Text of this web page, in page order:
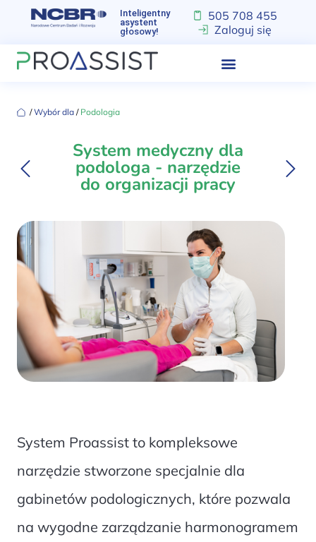
Inteligentny
asystent
głosowy!
505 708 455
Zaloguj się
‏‏‎ ‎/‏‏‎ ‎Wybór dla ‏‏‎ ‎/‏‏‎ ‎ Podologia
System medyczny dla
podologa - narzędzie
do organizacji pracy
System Proassist to kompleksowe
narzędzie stworzone specjalnie dla
gabinetów podologicznych, które pozwala
na wygodne zarządzanie harmonogramem